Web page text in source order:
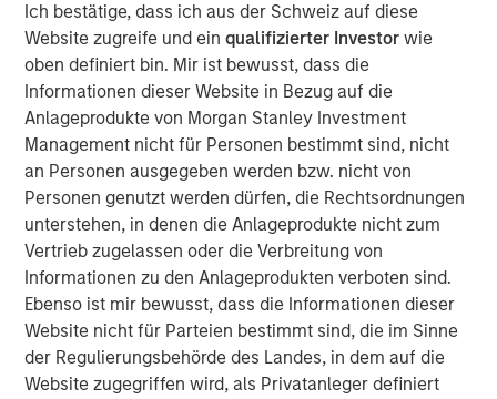
Ich bestätige, dass ich aus der Schweiz auf diese
Website zugreife und ein qualifizierter Investor wie
oben definiert bin. Mir ist bewusst, dass die
Informationen dieser Website in Bezug auf die
Anlageprodukte von Morgan Stanley Investment
Management nicht für Personen bestimmt sind, nicht
an Personen ausgegeben werden bzw. nicht von
Personen genutzt werden dürfen, die Rechtsordnungen
unterstehen, in denen die Anlageprodukte nicht zum
Vertrieb zugelassen oder die Verbreitung von
Informationen zu den Anlageprodukten verboten sind.
Ebenso ist mir bewusst, dass die Informationen dieser
Website nicht für Parteien bestimmt sind, die im Sinne
der Regulierungsbehörde des Landes, in dem auf die
Website zugegriffen wird, als Privatanleger definiert
deep experience adding value to companies in China
coupled with industrials expertise and global resources,
and we look forward to working together to expand our
global market reach and increase cooperation with
overseas partners.”
Mr. Homer Sun added, “We are very excited to enter into a
long-term partnership with the outstanding management
team of this Chinese specialty chemicals champion that
has developed world class R&D capabilities. We expect to
closely collaborate to support Tianhe’s transition from a
domestic leader to a major global player in specialty
chemicals.”